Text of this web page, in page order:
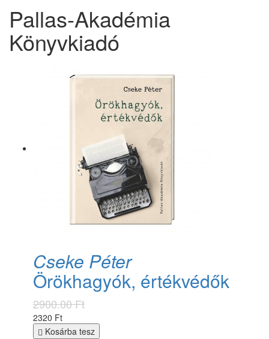
Pallas-Akadémia
Könyvkiadó
Cseke Péter
Örökhagyók, értékvédők
2900.00 Ft
2320 Ft
Kosárba tesz